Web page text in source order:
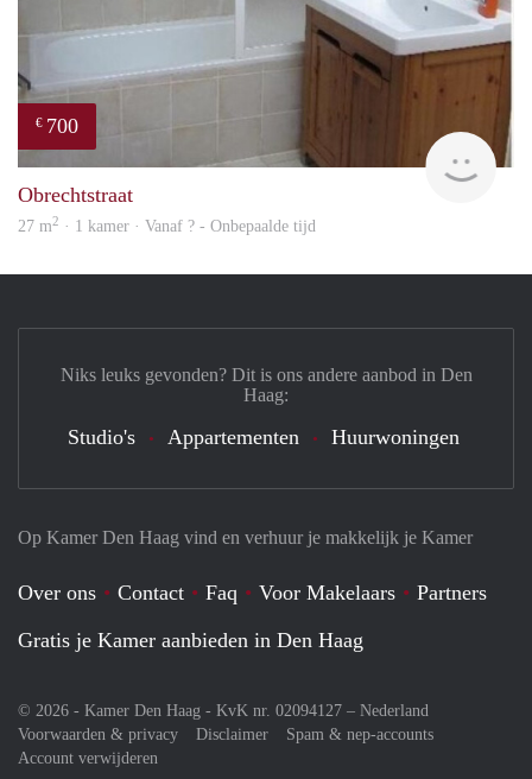
€ 700
rent
Obrechtstraat
27 m2 · 1 kamer · Vanaf ? - Onbepaalde tijd
Op Kamer Den Haag vind en verhuur je makkelijk je Kamer
Over ons Contact Faq Voor Makelaars
Partners
Gratis je Kamer aanbieden in Den Haag
© 2026 - Kamer Den Haag - KvK nr. 02094127 – Nederland
Voorwaarden & privacy
Disclaimer
Spam & nep-accounts
Account verwijderen
Niks leuks gevonden? Dit is ons andere aanbod in Den
Haag:
Studio's Appartementen Huurwoningen